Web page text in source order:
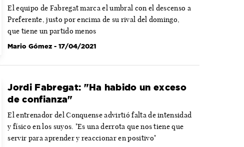
El equipo de Fabregat marca el umbral con el descenso a
Preferente, justo por encima de su rival del domingo,
que tiene un partido menos
Mario Gómez - 17/04/2021
Jordi Fabregat: "Ha habido un exceso
de confianza"
El entrenador del Conquense advirtió falta de intensidad
y físico en los suyos. "Es una derrota que nos tiene que
servir para aprender y reaccionar en positivo"